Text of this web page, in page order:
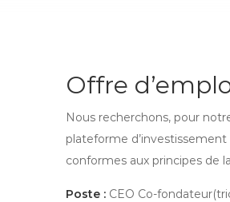
Offre
Nous recherchons, pour
plateforme
conformes aux principes de
Poste : CEO Co-